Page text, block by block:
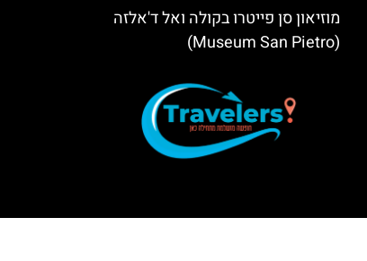
מוזיאון סן פייטרו בקולה ואל ד'אלזה
(Museum San Pietro)